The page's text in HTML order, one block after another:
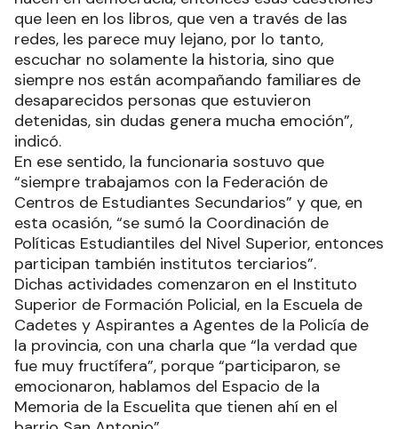
que leen en los libros, que ven a través de las
redes, les parece muy lejano, por lo tanto,
escuchar no solamente la historia, sino que
siempre nos están acompañando familiares de
desaparecidos personas que estuvieron
detenidas, sin dudas genera mucha emoción”,
indicó.
En ese sentido, la funcionaria sostuvo que
“siempre trabajamos con la Federación de
Centros de Estudiantes Secundarios” y que, en
esta ocasión, “se sumó la Coordinación de
Políticas Estudiantiles del Nivel Superior, entonces
participan también institutos terciarios”.
Dichas actividades comenzaron en el Instituto
Superior de Formación Policial, en la Escuela de
Cadetes y Aspirantes a Agentes de la Policía de
la provincia, con una charla que “la verdad que
fue muy fructífera”, porque “participaron, se
emocionaron, hablamos del Espacio de la
Memoria de la Escuelita que tienen ahí en el